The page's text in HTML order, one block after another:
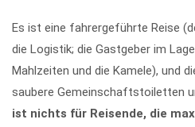
Es ist eine fahrergeführte Reise
die Logistik; die Gastgeber im
Mahlzeiten und die Kamele), und
saubere Gemeinschaftstoiletten
ist nichts für Reisende, die